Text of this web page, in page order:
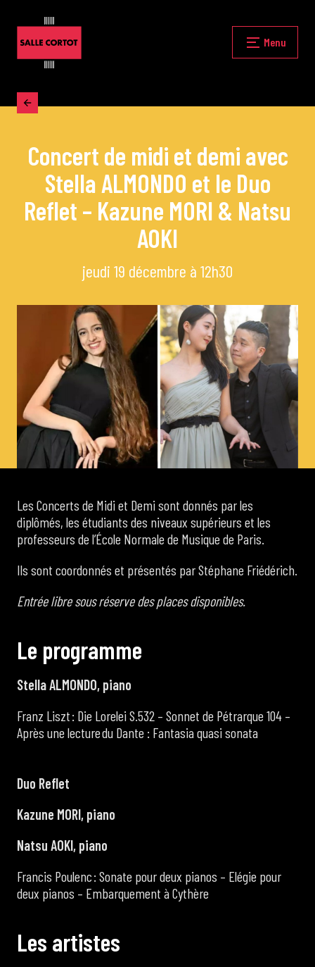
Fermer
Accueil
La programmation
Les grands concerts
Les Masterclasses
Les Rencontres Musicales
de Cortot
Concerts de midi et demi
Scolaires / Pass Culture
La salle
L’événementiel
Menu
Concert de midi et demi avec
Stella ALMONDO et le Duo
Reflet – Kazune MORI & Natsu
AOKI
jeudi 19 décembre à 12h30
Les Concerts de Midi et Demi sont donnés par les
diplômés, les étudiants des niveaux supérieurs et les
professeurs de l’École Normale de Musique de Paris.
Ils sont coordonnés et présentés par Stéphane Friédérich.
Entrée libre sous réserve des places disponibles.
Le programme
Stella ALMONDO, piano
Franz Liszt : Die Lorelei S.532 – Sonnet de Pétrarque 104 –
Après une lecture du Dante : Fantasia quasi sonata
Duo Reflet
Kazune MORI, piano
Natsu AOKI, piano
Francis Poulenc : Sonate pour deux pianos – Elégie pour
deux pianos – Embarquement à Cythère
Les artistes